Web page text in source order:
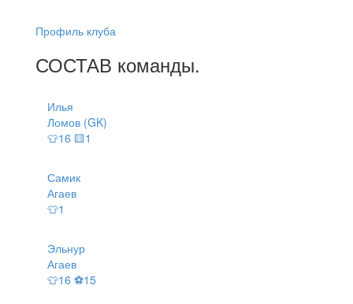
Профиль клуба
СОСТАВ команды.
Илья
Ломов (GK)
👕16 🟨1
Самик
Агаев
👕1
Эльнур
Агаев
👕16 ⚽15